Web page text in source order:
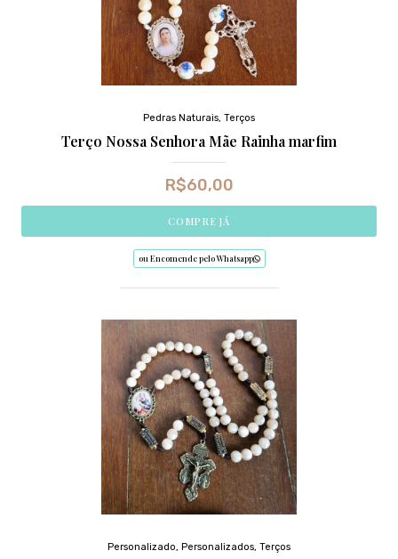
Pedras Naturais, Terços
Terço Nossa Senhora Mãe Rainha marfim
R$60,00
COMPRE JÁ
ou Encomende pelo Whatsapp
Personalizado, Personalizados, Terços